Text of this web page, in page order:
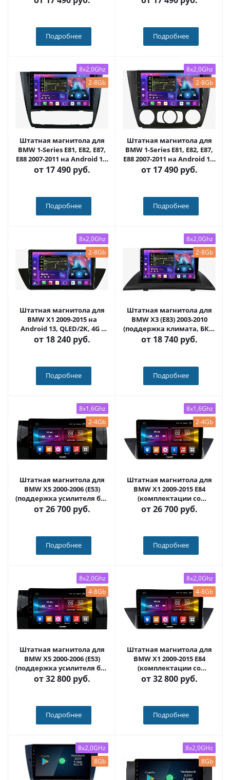
S500 Plus (395/707M)
Подробнее
QLED/2K, 4G - FarCar S500
Подробнее
8x2,0Ghz
2-8Gb
Штатная магнитола для
BMW 1-Series E81, E82, E87,
E88 2007-2011 на Android 13,
QLED/2K, 4G - FarCar S500
Plus (112M климат)
от 17 490 руб.
Подробнее
8x2,0Ghz
2-8Gb
Штатная магнитола для
BMW 1-Series E81, E82, E87,
E88 2007-2011 на Android 13,
QLED/2K, 4G - FarCar S500
Plus (095M кондей)
от 17 490 руб.
Подробнее
8x2,0Ghz
2-8Gb
Штатная магнитола для
BMW X1 2009-2015 на
Android 13, QLED/2K, 4G -
FarCar S500 Plus (219M)
от 18 240 руб.
Подробнее
8x2,0Ghz
2-8Gb
Штатная магнитола для
BMW X3 (E83) 2003-2010
(поддержка климата, БК и
мультируля на Android 13,
QLED/2K, 4G - FarCar S500
от 18 740 руб.
Подробнее
8x1,6Ghz
2-4Gb
Штатная магнитола для
BMW X5 2000-2006 (E53)
(поддержка усилителя без
доп. проводов), 5-я серия
1996-2003 (E39), 7-я серия
10 - Carmedia OL-9957-IJ
от26 700 руб.
Подробнее
8x1,6Ghz
2-4Gb
Штатная магнитола для
BMW X1 2009-2015 E84
(комплектации со
штатным экраном и без)
на Android 10 - Carmedia
от26 700 руб.
Подробнее
8x2,0Ghz
4-8Gb
Штатная магнитола для
BMW X5 2000-2006 (E53)
(поддержка усилителя без
доп. проводов), 5-я серия
1996-2003 (E39), 7-я серия
12 (14), (QLED/2K) -
Carmedia OL-9957-NPQU
от32 800 руб.
Подробнее
8x2,0Ghz
4-8Gb
Штатная магнитола для
BMW X1 2009-2015 E84
(комплектации со
штатным экраном и без)
на Android 12 (14),
1959-NPQU
от32 800 руб.
Подробнее
8x2,0GHz
8Gb
8x2,0GHz
8Gb